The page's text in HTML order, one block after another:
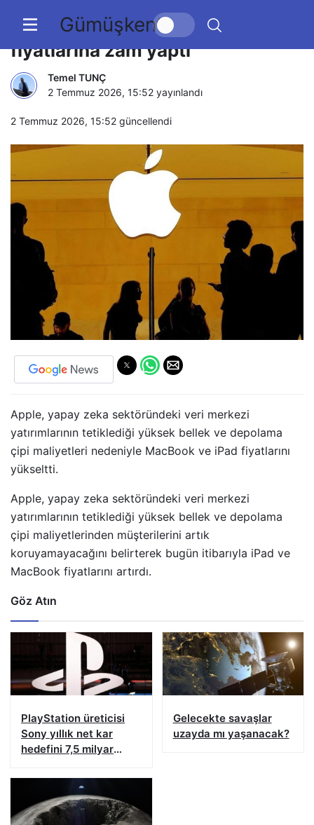
Gümüşkent
Apple, MacBook ve iPad
fiyatlarına zam yaptı
Temel TUNÇ
2 Temmuz 2026, 15:52 yayınlandı
2 Temmuz 2026, 15:52 güncellendi
Apple, yapay zeka sektöründeki veri merkezi
yatırımlarının tetiklediği yüksek bellek ve depolama
çipi maliyetleri nedeniyle MacBook ve iPad fiyatlarını
yükseltti.
Apple, yapay zeka sektöründeki veri merkezi
yatırımlarının tetiklediği yüksek bellek ve depolama
çipi maliyetlerinden müşterilerini artık
koruyamayacağını belirterek bugün itibarıyla iPad ve
MacBook fiyatlarını artırdı.
Göz Atın
PlayStation üreticisi
Sony yıllık net kar
hedefini 7,5 milyar
Gelecekte savaşlar
uzayda mı yaşanacak?